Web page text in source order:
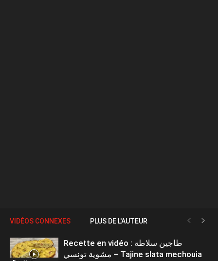
VIDÉOS CONNEXES PLUS DE L'AUTEUR
Recette en vidéo : طاجين سلاطة
مشوية تونسي – Tajine slata mechouia